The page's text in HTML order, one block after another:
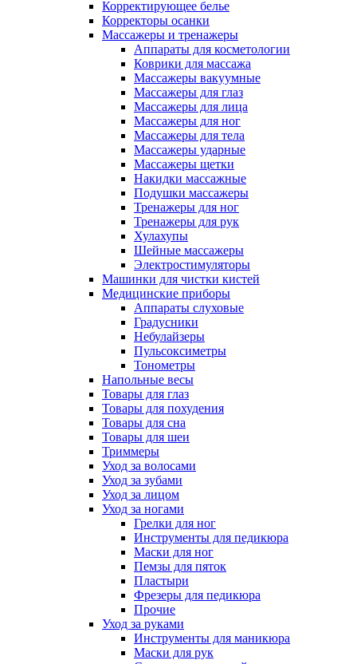
Корректирующее белье
Корректоры осанки
Массажеры и тренажеры
Аппараты для косметологии
Коврики для массажа
Массажеры вакуумные
Массажеры для глаз
Массажеры для лица
Массажеры для ног
Массажеры для тела
Массажеры ударные
Массажеры щетки
Накидки массажные
Подушки массажеры
Тренажеры для ног
Тренажеры для рук
Хулахупы
Шейные массажеры
Электростимуляторы
Машинки для чистки кистей
Медицинские приборы
Аппараты слуховые
Градусники
Небулайзеры
Пульсоксиметры
Тонометры
Напольные весы
Товары для глаз
Товары для похудения
Товары для сна
Товары для шеи
Триммеры
Уход за волосами
Уход за зубами
Уход за лицом
Уход за ногами
Грелки для ног
Инструменты для педикюра
Маски для ног
Пемзы для пяток
Пластыри
Фрезеры для педикюра
Прочие
Уход за руками
Инструменты для маникюра
Маски для рук